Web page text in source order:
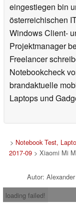
eingestiegen bin
österreichischen
Windows Client-
Projektmanager
Freelancer
Notebookcheck
brandaktuelle
Laptops und
> Notebook Test,
2017-09 > Xiaomi Mi
Autor:
loading failed!